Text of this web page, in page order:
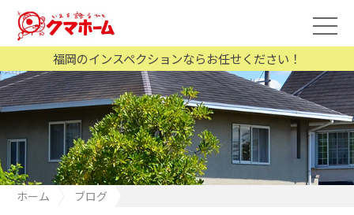
福岡のインスペクションならお任せください！
ホーム
ブログ